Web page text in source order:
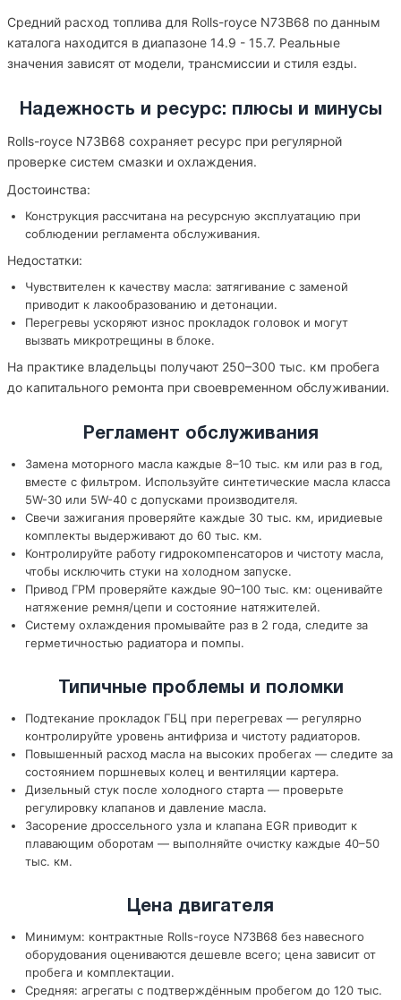
Средний расход топлива для Rolls-royce N73B68 по данным
каталога находится в диапазоне 14.9 - 15.7. Реальные
значения зависят от модели, трансмиссии и стиля езды.
Надежность и ресурс: плюсы и минусы
Rolls-royce N73B68 сохраняет ресурс при регулярной
проверке систем смазки и охлаждения.
Достоинства:
Конструкция рассчитана на ресурсную эксплуатацию при
соблюдении регламента обслуживания.
Недостатки:
Чувствителен к качеству масла: затягивание с заменой
приводит к лакообразованию и детонации.
Перегревы ускоряют износ прокладок головок и могут
вызвать микротрещины в блоке.
На практике владельцы получают 250–300 тыс. км пробега
до капитального ремонта при своевременном обслуживании.
Регламент обслуживания
Замена моторного масла каждые 8–10 тыс. км или раз в год,
вместе с фильтром. Используйте синтетические масла класса
5W-30 или 5W-40 с допусками производителя.
Свечи зажигания проверяйте каждые 30 тыс. км, иридиевые
комплекты выдерживают до 60 тыс. км.
Контролируйте работу гидрокомпенсаторов и чистоту масла,
чтобы исключить стуки на холодном запуске.
Привод ГРМ проверяйте каждые 90–100 тыс. км: оценивайте
натяжение ремня/цепи и состояние натяжителей.
Систему охлаждения промывайте раз в 2 года, следите за
герметичностью радиатора и помпы.
Типичные проблемы и поломки
Подтекание прокладок ГБЦ при перегревах — регулярно
контролируйте уровень антифриза и чистоту радиаторов.
Повышенный расход масла на высоких пробегах — следите за
состоянием поршневых колец и вентиляции картера.
Дизельный стук после холодного старта — проверьте
регулировку клапанов и давление масла.
Засорение дроссельного узла и клапана EGR приводит к
плавающим оборотам — выполняйте очистку каждые 40–50
тыс. км.
Цена двигателя
Минимум: контрактные Rolls-royce N73B68 без навесного
оборудования оцениваются дешевле всего; цена зависит от
пробега и комплектации.
Средняя: агрегаты с подтверждённым пробегом до 120 тыс.